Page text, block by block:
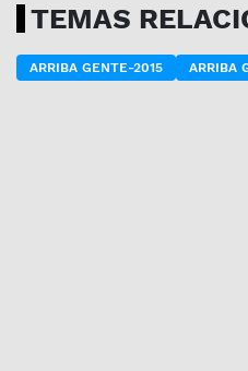
TEMAS
ARRIBA GENTE-2015 ARRIBA